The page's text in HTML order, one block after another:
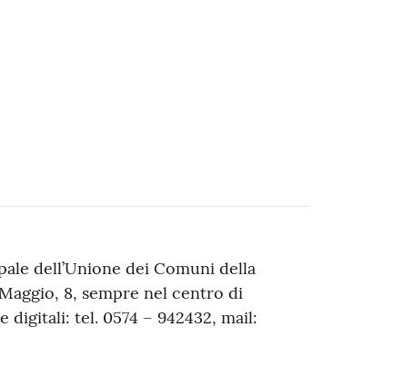
dell’Unione dei Comuni della
8, sempre nel centro di
tel. 0574 – 942432, mail: